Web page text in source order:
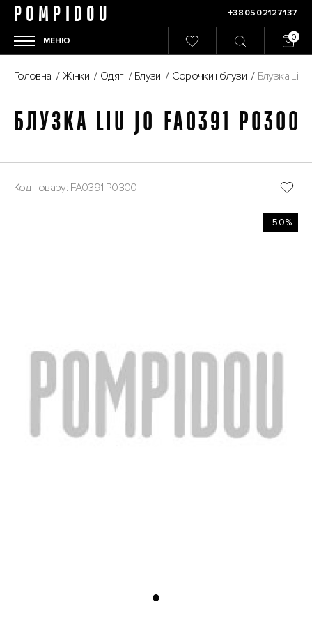
POMPIDOU +380502127137
МЕНЮ
Головна / Жінки / Одяг / Блузи / Сорочки і блузи / Блузка Liu
БЛУЗКА LIU JO FA0391 P0300
Код товару: FA0391 P0300
-50%